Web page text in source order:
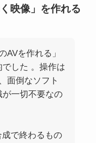
映像」を作れる
AVを作れる」
した 。操作は
面倒なソフト
一切不要なの
で終わるもの